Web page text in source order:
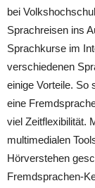
bei
Sprachreisen ins
Sprachkurse im
verschiedenen
einige Vorteile. So
eine
viel Zeitflexibilität.
multimedialen
Hörverstehen
Fremdsprachen-